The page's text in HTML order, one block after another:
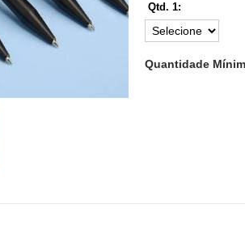
Qtd. 1:
Quantidade